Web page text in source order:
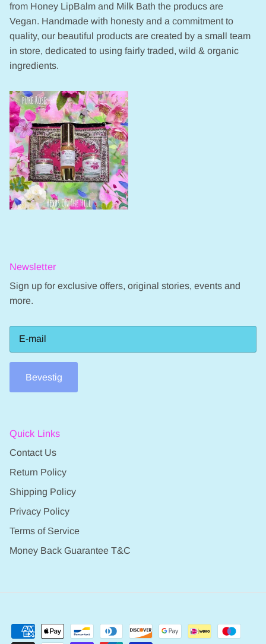
from Honey LipBalm and Milk Bath the producs are
Vegan. Handmade with honesty and a commitment to
quality, our beautiful products are created by a small team
in store, dedicated to using fairly traded, wild & organic
ingredients.
Newsletter
Sign up for exclusive offers, original stories, events and
more.
Bevestig
Quick Links
Contact Us
Return Policy
Shipping Policy
Privacy Policy
Terms of Service
Money Back Guarantee T&C